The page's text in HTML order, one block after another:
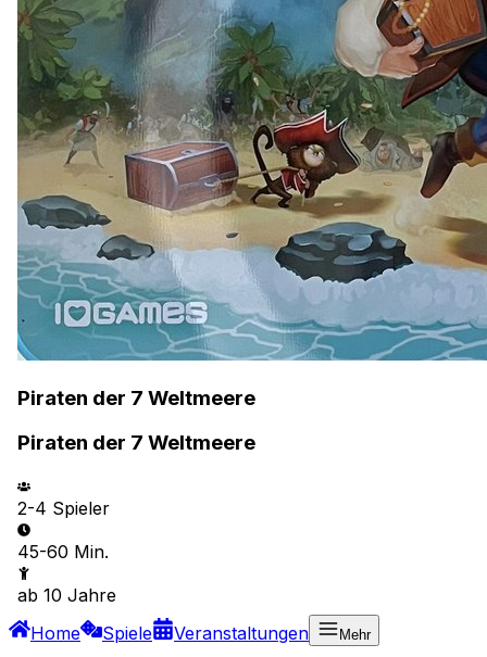
Piraten der 7 Weltmeere
Piraten der 7 Weltmeere
2-4 Spieler
45-60 Min.
ab 10 Jahre
Home
Spiele Veranstaltungen Mehr